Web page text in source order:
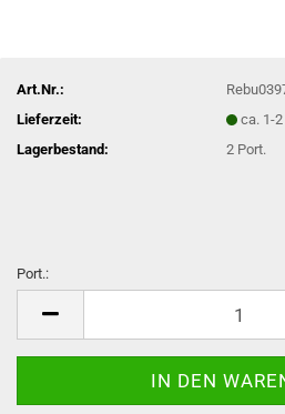
Art.Nr.:
Lieferzeit:
ca. 1-
Lagerbestand: 2 Port.
Port.: